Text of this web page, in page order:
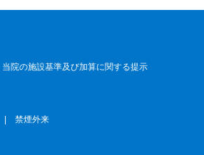
当院の施設基準及び加算に関する提示
|禁煙外来